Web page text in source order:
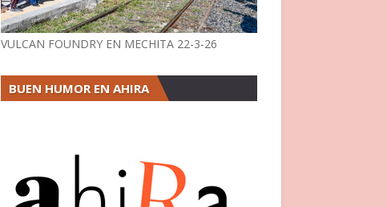
VULCAN FOUNDRY EN MECHITA 22-3-26
BUEN HUMOR EN AHIRA